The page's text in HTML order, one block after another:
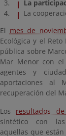
La
La
El mes de
Ecológica y el
pública sobre
Mar Menor con
agentes y
aportaciones al
recuperación del
Los resultados
sintético con las
aquellas que